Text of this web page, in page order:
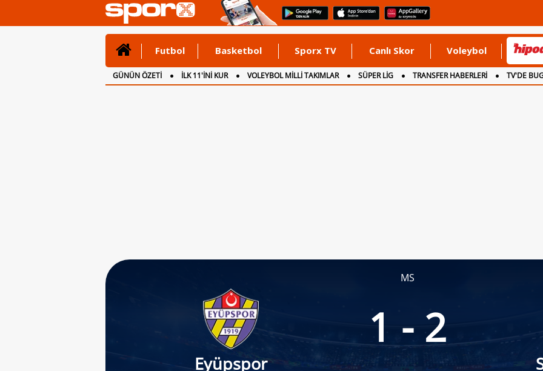
Futbol Basketbol Sporx TV Canlı Skor Voleybol
GÜNÜN ÖZETİ İLK 11'İNİ KUR VOLEYBOL MİLLİ TAKIMLAR SÜPER LİG TRANSFER HABERLERİ TV'DE
CANLI ANLATIM
İNGİLTERE
MS
Eyüpspor
1 - 2